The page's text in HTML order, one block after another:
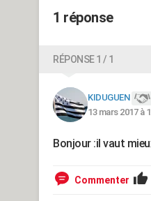
1 réponse
RÉPONSE 1 / 1
KIDUGUEN
13 mars 2017 à
Bonjour :il vaut
Commenter